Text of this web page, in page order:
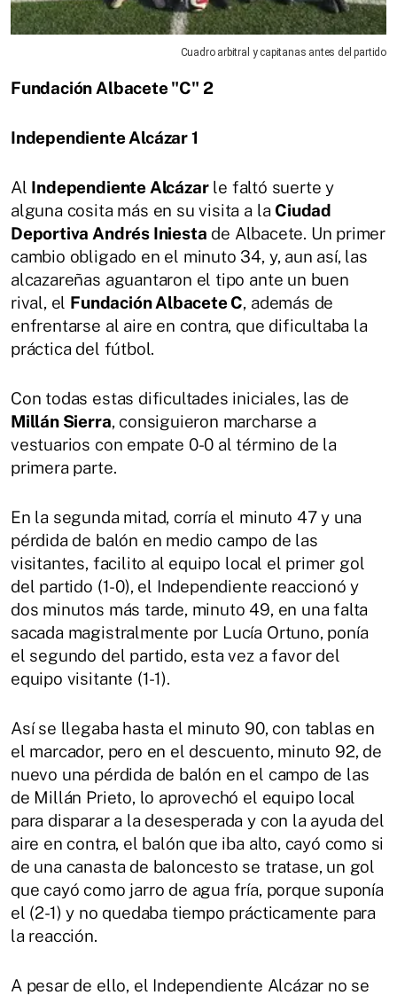
Cuadro arbitral y capitanas antes del partido
Fundación Albacete "C" 2
Independiente Alcázar 1
Al Independiente Alcázarle faltó suerte y
alguna cosita más en su visita a la Ciudad
Deportiva Andrés Iniesta de Albacete. Un primer
cambio obligado en el minuto 34, y, aun así, las
alcazareñas aguantaron el tipo ante un buen
rival, el Fundación Albacete C, además de
enfrentarse al aire en contra, que dificultaba la
práctica del fútbol.
Con todas estas dificultades iniciales, las de
Millán Sierra, consiguieron marcharse a
vestuarios con empate 0-0 al término de la
primera parte.
En la segunda mitad, corría el minuto 47 y una
pérdida de balón en medio campo de las
visitantes, facilito al equipo local el primer gol
del partido (1-0), el Independiente reaccionó y
dos minutos más tarde, minuto 49, en una falta
sacada magistralmente por Lucía Ortuno, ponía
el segundo del partido, esta vez a favor del
equipo visitante (1-1).
Así se llegaba hasta el minuto 90, con tablas en
el marcador, pero en el descuento, minuto 92, de
nuevo una pérdida de balón en el campo de las
de Millán Prieto, lo aprovechó el equipo local
para disparar a la desesperada y con la ayuda del
aire en contra, el balón que iba alto, cayó como si
de una canasta de baloncesto se tratase, un gol
que cayó como jarro de agua fría, porque suponía
el (2-1) y no quedaba tiempo prácticamente para
la reacción.
A pesar de ello, el Independiente Alcázar no se